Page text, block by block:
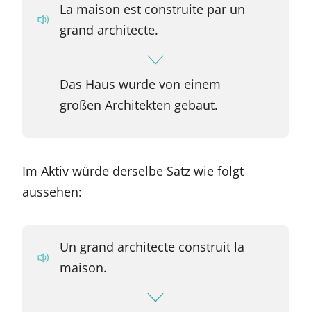
La maison est construite par un
grand architecte.
Das Haus wurde von einem
großen Architekten gebaut.
Im Aktiv würde derselbe Satz wie folgt
aussehen:
Un grand architecte construit la
maison.